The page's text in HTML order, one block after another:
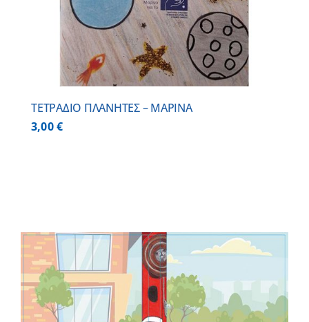
ΤΕΤΡΑΔΙΟ ΠΛΑΝΗΤΕΣ – ΜΑΡΙΝΑ
3,00€